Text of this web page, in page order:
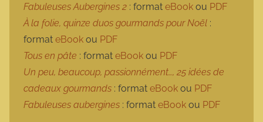
Fabuleuses Aubergines 2 : format eBook ou PDF
À la folie, quinze duos gourmands pour Noël :
format eBook ou PDF
Tous en pâte : format eBook ou PDF
Un peu, beaucoup, passionnément…, 25 idées de
cadeaux gourmands : format eBook ou PDF
Fabuleuses aubergines : format eBook ou PDF